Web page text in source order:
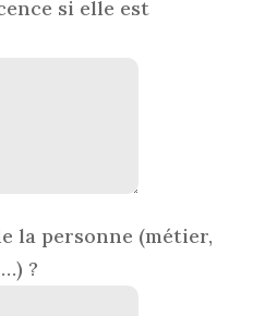
si elle est
la personne (métier,
?